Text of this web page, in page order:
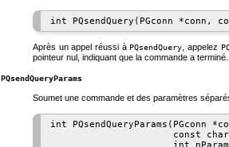
Après un appel réussi à PQsendQuery , appelez
pointeur nul, indiquant que la commande a terminé.
PQsendQueryParams
Soumet une commande et des paramètres
int PQsendQueryParams(PGconn
const